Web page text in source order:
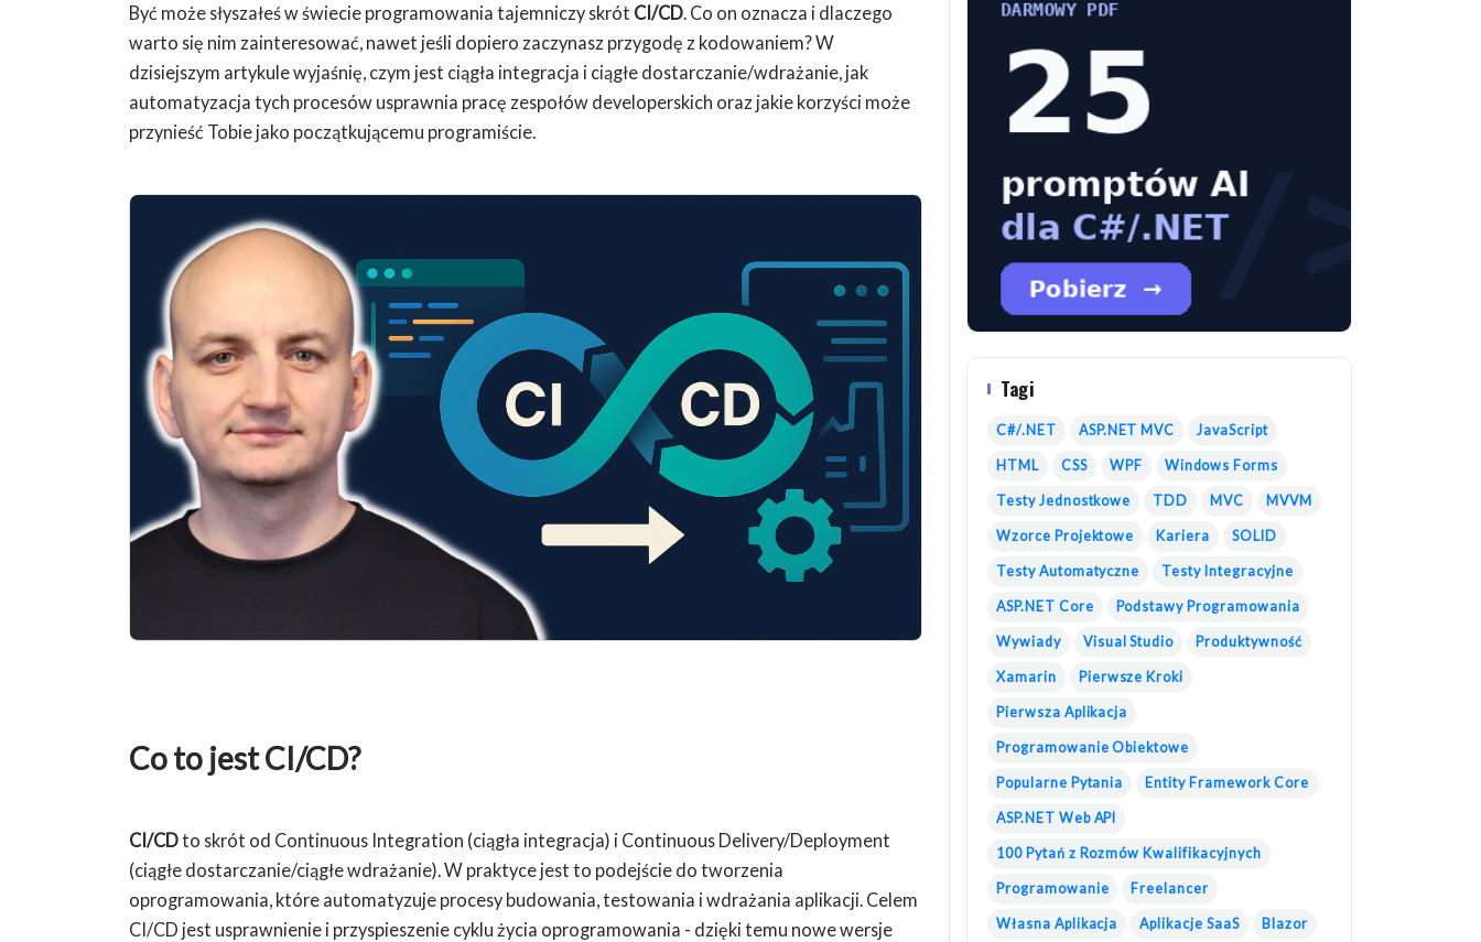
Być może słyszałeś w świecie programowania tajemniczy skrót CI/CD. Co on oznacza i dlaczego
warto się nim zainteresować, nawet jeśli dopiero zaczynasz przygodę z kodowaniem? W
dzisiejszym artykule wyjaśnię, czym jest ciągła integracja i ciągłe dostarczanie/wdrażanie, jak
automatyzacja tych procesów usprawnia pracę zespołów developerskich oraz jakie korzyści może
przynieść Tobie jako początkującemu programiście.
Co to jest CI/CD?
CI/CDto skrót od Continuous Integration (ciągła integracja) i Continuous Delivery/Deployment
(ciągłe dostarczanie/ciągłe wdrażanie). W praktyce jest to podejście do tworzenia
oprogramowania, które automatyzuje procesy budowania, testowania i wdrażania aplikacji. Celem
CI/CD jest usprawnienie i przyspieszenie cyklu życia oprogramowania - dzięki temu nowe wersje
Tagi
C#/.NET ASP.NET MVC JavaScript
HTML CSS WPF Windows Forms
Testy Jednostkowe TDD MVC MVVM
Wzorce Projektowe Kariera SOLID
Testy Automatyczne Testy Integracyjne
ASP.NET Core Podstawy Programowania
Wywiady Visual Studio Produktywność
Xamarin Pierwsze Kroki
Pierwsza Aplikacja
Programowanie Obiektowe
Popularne Pytania Entity Framework Core
ASP.NET Web API
100 Pytań z Rozmów Kwalifikacyjnych
Programowanie Freelancer
Własna Aplikacja Aplikacje SaaS Blazor